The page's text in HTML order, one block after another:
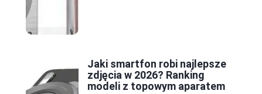
Jaki smartfon robi najlepsze
zdjęcia w 2026? Ranking
modeli z topowym aparatem